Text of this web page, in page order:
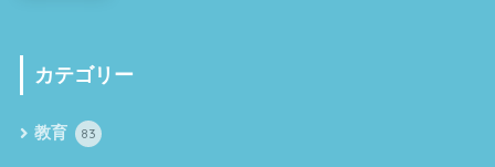
カテゴリー
教育 83